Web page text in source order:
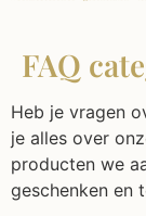
FAQ
Heb je vragen
je alles over
producten we
geschenken en